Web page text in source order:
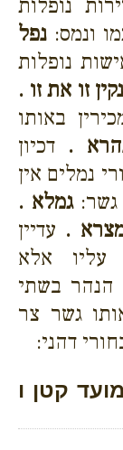
נופלות
ונמס: נפל
נופלות
זו את זו .
באותו
. דכיון
נמלים אין
גשר:גמלא .
. עדיין
עליו אלא
הנהר בשתי
גשר צר
דהני:
קטן ו